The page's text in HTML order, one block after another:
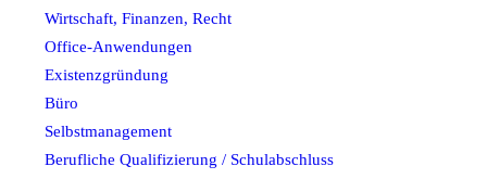
Wirtschaft, Finanzen, Recht
Office-Anwendungen
Existenzgründung
Büro
Selbstmanagement
Berufliche Qualifizierung / Schulabschluss